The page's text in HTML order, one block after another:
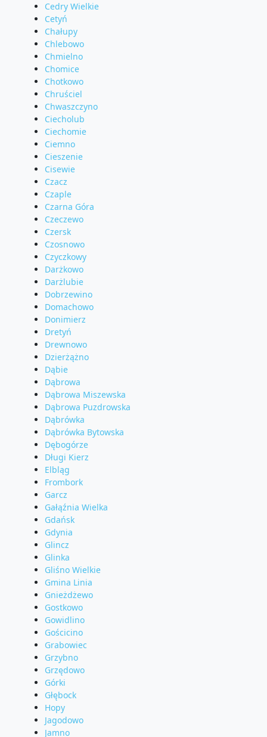
Cedry Wielkie
Cetyń
Chałupy
Chlebowo
Chmielno
Chomice
Chotkowo
Chruściel
Chwaszczyno
Ciecholub
Ciechomie
Ciemno
Cieszenie
Cisewie
Czacz
Czaple
Czarna Góra
Czeczewo
Czersk
Czosnowo
Czyczkowy
Darżkowo
Darżlubie
Dobrzewino
Domachowo
Donimierz
Dretyń
Drewnowo
Dzierżążno
Dąbie
Dąbrowa
Dąbrowa Miszewska
Dąbrowa Puzdrowska
Dąbrówka
Dąbrówka Bytowska
Dębogórze
Długi Kierz
Elbląg
Frombork
Garcz
Gałąźnia Wielka
Gdańsk
Gdynia
Glincz
Glinka
Gliśno Wielkie
Gmina Linia
Gnieżdżewo
Gostkowo
Gowidlino
Gościcino
Grabowiec
Grzybno
Grzędowo
Górki
Głębock
Hopy
Jagodowo
Jamno